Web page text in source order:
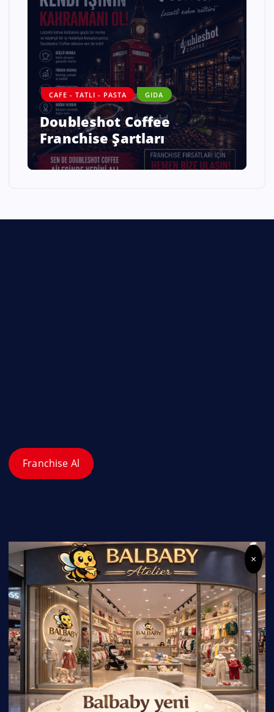
CAFE - TATLI - PASTA GIDA
Doubleshot Coffee
Franchise Şartları
Franchise Al
×